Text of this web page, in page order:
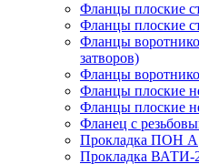
Фланцы плоские
Фланцы плоские
Фланцы
затворов)
Фланцы
Фланцы плоские
Фланцы плоские
Фланец с
Прокладка ПОН А
Прокладка ВАТИ-